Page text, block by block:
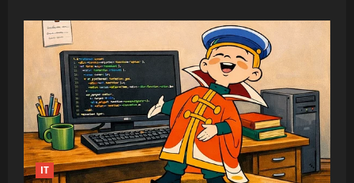
облегчает
а
увеличивает
время
на
каждую
задачу
—
до
346%
IT